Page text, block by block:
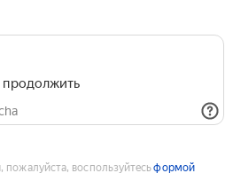
воспользуйтесьформой